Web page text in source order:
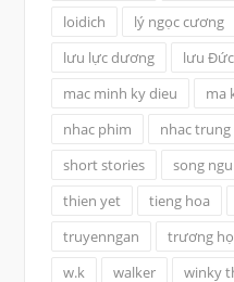
loidich
lý ngọc cương
lưu lực dương
lưu
mac minh ky dieu
ma
nhac phim
nhac trung
short stories
song ngu
thien yet
tieng hoa
truyenngan
trương
w.k
walker winky